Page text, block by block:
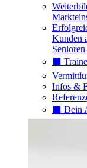
Kunden
⬛️
Infos &
⬛️ Dein